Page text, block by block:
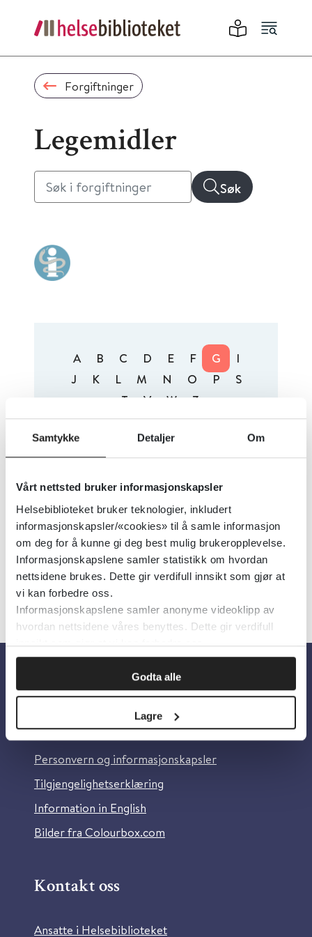
Samtykke Detaljer Om
Vårt nettsted bruker informasjonskapsler
Helsebiblioteket bruker teknologier, inkludert
informasjonskapsler/«cookies» til å samle informasjon
om deg for å kunne gi deg best mulig brukeropplevelse.
Informasjonskapslene samler statistikk om hvordan
nettsidene brukes. Dette gir verdifull innsikt som gjør at
vi kan forbedre oss.
Informasjonskapslene samler anonyme videoklipp av
hvordan nettsidene våres benyttes. Dette gir verdifull
innsikt som gjør at vi kan forbedre oss.
Godta alle
Lagre
Forgiftninger
Legemidler
Søk
A B C D E F G
I
J
K L M N O P
S
T
V W Z
1 treff Alfabetisk Nyest
Gabapentin - behandlingsanbefaling
ved forgiftning
Om oss
Om Helsebiblioteket
Personvern og informasjonskapsler
Tilgjengelighetserklæring
Information in English
Bilder fra Colourbox.com
Kontakt oss
Ansatte i Helsebiblioteket